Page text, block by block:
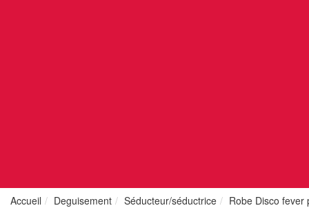
Accueil Deguisement Séducteur/séductrice Robe Disco fever